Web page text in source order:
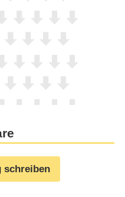
schreiben